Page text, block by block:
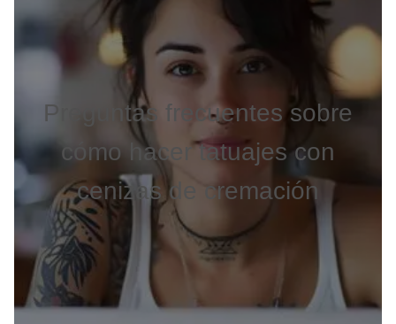
Preguntas frecuentes sobre
cómo hacer tatuajes con
cenizas de cremación